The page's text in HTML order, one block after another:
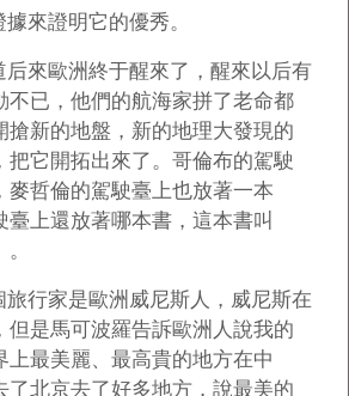
來證明它的優秀。
后來歐洲終于醒來了，醒來以后有
不已，他們的航海家拼了老命都
搶新的地盤，新的地理大發現的
把它開拓出來了。哥倫布的駕駛
麥哲倫的駕駛臺上也放著一本
臺上還放著哪本書，這本書叫
旅行家是歐洲威尼斯人，威尼斯在
但是馬可波羅告訴歐洲人說我的
上最美麗、最高貴的地方在中
了北京去了好多地方，說最美的